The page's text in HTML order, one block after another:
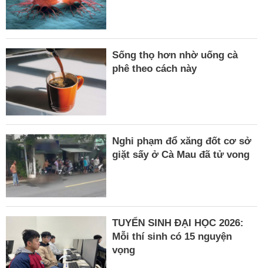
Sống thọ hơn nhờ uống cà
phê theo cách này
Nghi phạm đổ xăng đốt cơ sở
giặt sấy ở Cà Mau đã tử vong
TUYỂN SINH ĐẠI HỌC 2026:
Mỗi thí sinh có 15 nguyện
vọng